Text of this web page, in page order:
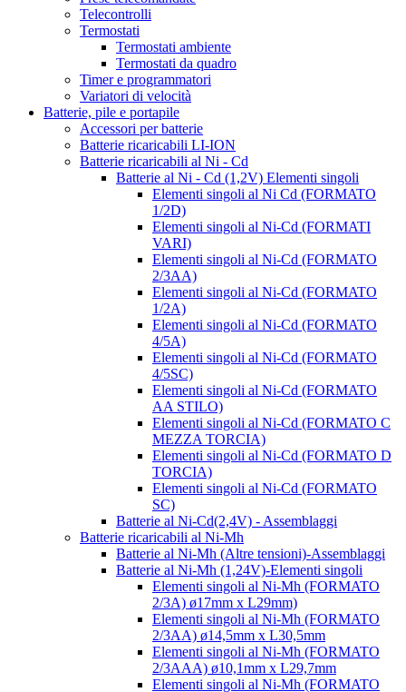
Telecontrolli
Termostati
Termostati ambiente
Termostati da quadro
Timer e programmatori
Variatori di velocità
Batterie, pile e portapile
Accessori per batterie
Batterie ricaricabili LI-ION
Batterie ricaricabili al Ni - Cd
Batterie al Ni - Cd (1,2V) Elementi singoli
Elementi singoli al Ni Cd (FORMATO
1/2D)
Elementi singoli al Ni-Cd (FORMATI
VARI)
Elementi singoli al Ni-Cd (FORMATO
2/3AA)
Elementi singoli al Ni-Cd (FORMATO
1/2A)
Elementi singoli al Ni-Cd (FORMATO
4/5A)
Elementi singoli al Ni-Cd (FORMATO
4/5SC)
Elementi singoli al Ni-Cd (FORMATO
AA STILO)
Elementi singoli al Ni-Cd (FORMATO C
MEZZA TORCIA)
Elementi singoli al Ni-Cd (FORMATO D
TORCIA)
Elementi singoli al Ni-Cd (FORMATO
SC)
Batterie al Ni-Cd(2,4V) - Assemblaggi
Batterie ricaricabili al Ni-Mh
Batterie al Ni-Mh (Altre tensioni)-Assemblaggi
Batterie al Ni-Mh (1,24V)-Elementi singoli
Elementi singoli al Ni-Mh (FORMATO
2/3A) ø17mm x L29mm)
Elementi singoli al Ni-Mh (FORMATO
2/3AA) ø14,5mm x L30,5mm
Elementi singoli al Ni-Mh (FORMATO
2/3AAA) ø10,1mm x L29,7mm
Elementi singoli al Ni-Mh (FORMATO